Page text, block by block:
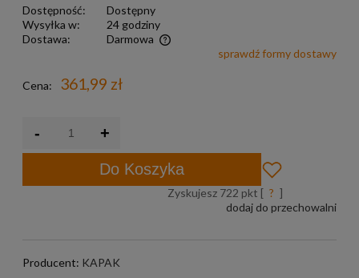
Dostępność:
Dostępny
Wysyłka w:
24 godziny
Dostawa:
Darmowa
sprawdź formy dostawy
Cena: 361,99 zł
- +
Do Koszyka
Zyskujesz 722 pkt [ ? ]
dodaj do przechowalni
Producent: KAPAK